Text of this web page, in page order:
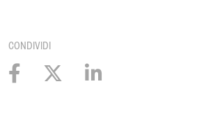
CONDIVIDI